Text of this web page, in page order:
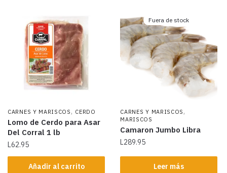
CARNES Y MARISCOS , CERDO
Lomo de Cerdo para Asar
Del Corral 1 lb
L62.95
Añadir al carrito
Fuera de stock
CARNES Y MARISCOS ,
MARISCOS
Camaron Jumbo Libra
L289.95
Leer más